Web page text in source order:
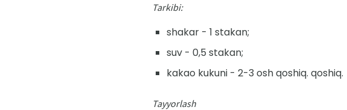
Tarkibi:
shakar - 1 stakan;
suv - 0,5 stakan;
kakao kukuni - 2-3 osh qoshiq. qoshiq.
Tayyorlash